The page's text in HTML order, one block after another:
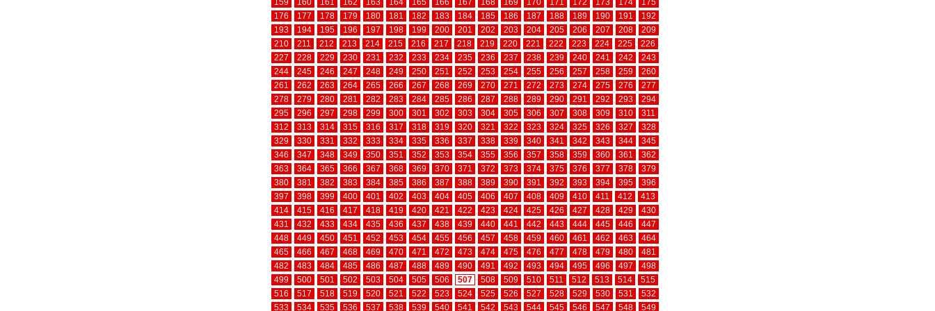
159 160 161 162 163 164 165 166 167 168 169 170 171 172 173 174
175
176
177 178 179 180 181 182 183 184 185 186 187 188 189 190 191
192
193
194 195 196 197 198 199 200 201 202 203 204 205 206 207 208
209
210
211 212 213 214 215 216 217 218 219 220 221 222 223 224 225
226
227
228 229 230 231 232 233 234 235 236 237 238 239 240 241 242
243
244
245 246 247 248 249 250 251 252 253 254 255 256 257 258 259
260
261
262 263 264 265 266 267 268 269 270 271 272 273 274 275 276
277
278
279 280 281 282 283 284 285 286 287 288 289 290 291 292 293
294
295
296 297 298 299 300 301 302 303 304 305 306 307 308 309 310
311
312
313 314 315 316 317 318 319 320 321 322 323 324 325 326 327
328
329
330 331 332 333 334 335 336 337 338 339 340 341 342 343 344
345
346
347 348 349 350 351 352 353 354 355 356 357 358 359 360 361
362
363
364 365 366 367 368 369 370 371 372 373 374 375 376 377 378
379
380
381 382 383 384 385 386 387 388 389 390 391 392 393 394 395
396
397
398 399 400 401 402 403 404 405 406 407 408 409 410 411 412
413
414
415 416 417 418 419 420 421 422 423 424 425 426 427 428 429
430
431
432 433 434 435 436 437 438 439 440 441 442 443 444 445 446
447
448
449 450 451 452 453 454 455 456 457 458 459 460 461 462 463
464
465
466 467 468 469 470 471 472 473 474 475 476 477 478 479 480
481
482
483 484 485 486 487 488 489 490 491 492 493 494 495 496 497
498
499
500 501 502 503 504 505 506 507 508 509 510 511 512 513 514
515
516
517 518 519 520 521 522 523 524 525 526 527 528 529 530 531
532
533
534 535 536 537 538 539 540 541 542 543 544 545 546 547 548 549